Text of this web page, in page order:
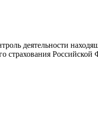
деятельности
страхования Российской